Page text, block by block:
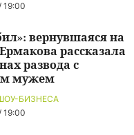
19:00
БИЗНЕСА
19:00
вернувшаяся на
рассказала
развода с
мужем